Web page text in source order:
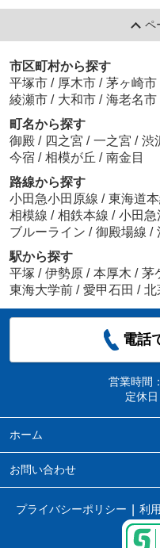
ペ
市区町村から探す
平塚市 / 厚木市 / 茅ヶ崎市
綾瀬市 / 大和市 / 海老名市
町名から探す
御殿 / 四之宮 / 一之宮 / 渋
今宿 / 相模が丘 / 南金目
路線から探す
小田急小田原線 / 東海道
相模線 / 相鉄本線 / 小田急
ブルーライン / 御殿場線 /
駅から探す
平塚 / 伊勢原 / 本厚木 / 茅
東海大学前 / 愛甲石田 / 北
電話
営業時間：
定休日
ホーム
お問い合わせ
プライバシーポリシー 利